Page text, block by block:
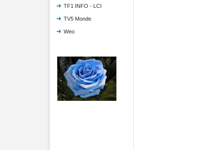
TF1 INFO - LCI
TV5 Monde
Weo